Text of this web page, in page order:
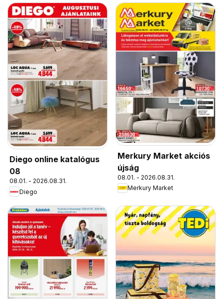
Diego online katalógus
08
08.01. - 2026.08.31.
Diego
Merkury Market akciós
újság
08.01. - 2026.08.31.
Merkury Market